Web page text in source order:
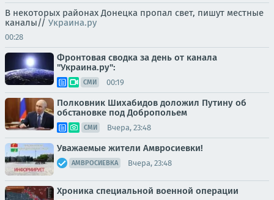
В некоторых районах Донецка пропал свет, пишут местные
каналы// Украина.ру
00:28
Фронтовая сводка за день от канала
"Украина.ру":
СМИ 00:19
Полковник Шихабидов доложил Путину об
обстановке под Добропольем
СМИ Вчера, 23:48
Уважаемые жители Амвросиевки!
АМВРОСИЕВКА Вчера, 23:48
Хроника специальной военной операции